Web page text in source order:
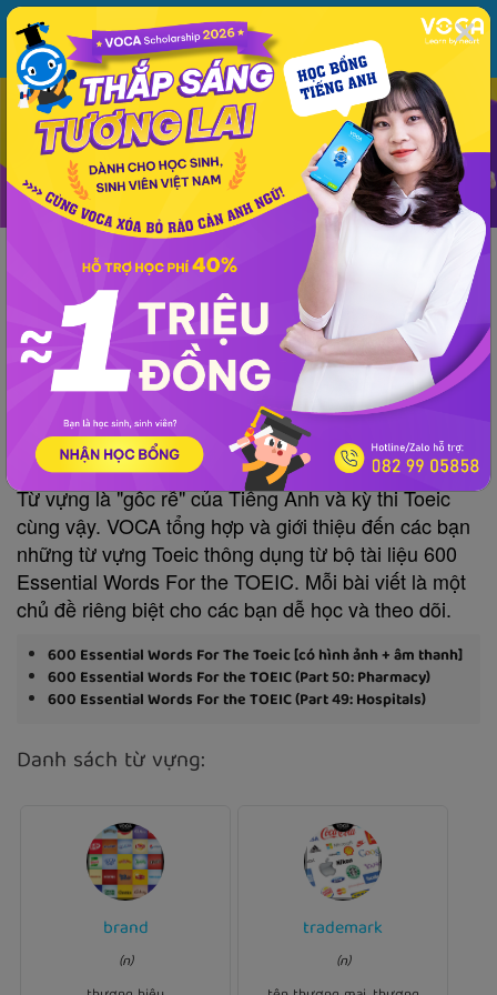
MENU ĐĂNG NHẬP
Từ vựng Ngữ pháp Mẫu câu Học phát âm Luyện viết
Thông tin chung
Kinh nghiệm
Tài liệu TOEIC
TOEIC
Tài liệu TOEIC
600 Essential Words For the TOEIC (Part
VOCA đăng lúc 15:05 15/11/2018
Từ vựng là "gốc rễ" của Tiếng Anh và kỳ thi Toeic
cùng vậy. VOCA tổng hợp và giới thiệu đến các bạn
những từ vựng Toeic thông dụng từ bộ tài liệu 600
Essential Words For the TOEIC. Mỗi bài viết là một
chủ đề riêng biệt cho các bạn dễ học và theo dõi.
600 Essential Words For The Toeic [có hình ảnh + âm thanh]
600 Essential Words For the TOEIC (Part 50: Pharmacy)
600 Essential Words For the TOEIC (Part 49: Hospitals)
Danh sách từ vựng:
brand
(n)
Ví dụ:
Consumers often buy
highly advertised
athletic shoes.
trademark
(n)
Ví dụ:
Velcro is